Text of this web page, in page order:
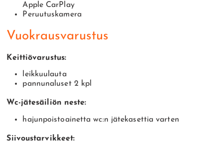
Apple CarPlay
Peruutuskamera
Vuokrausvarustus
Keittiövarustus:
leikkuulauta
pannunaluset 2 kpl
Wc-jätesäiliön neste:
hajunpoistoainetta wc:n jätekasettia varten
Siivoustarvikkeet: